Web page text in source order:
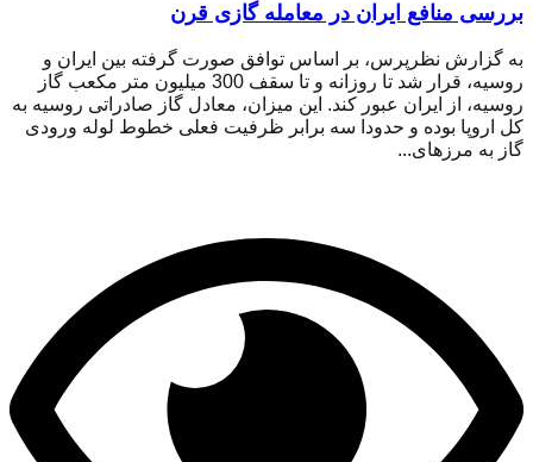
بررسی منافع ایران در معامله گازی قرن
به گزارش نظرپرس، بر اساس توافق صورت گرفته بین ایران و
روسیه، قرار شد تا روزانه و تا سقف 300 میلیون متر مکعب گاز
روسیه، از ایران عبور کند. این میزان، معادل گاز صادراتی روسیه به
کل اروپا بوده و حدودا سه برابر ظرفیت فعلی خطوط لوله ورودی
گاز به مرزهای...